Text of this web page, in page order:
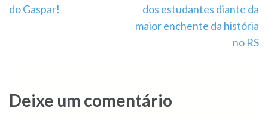
do Gaspar!
dos estudantes diante da
maior enchente da história
no RS
Deixe um comentário